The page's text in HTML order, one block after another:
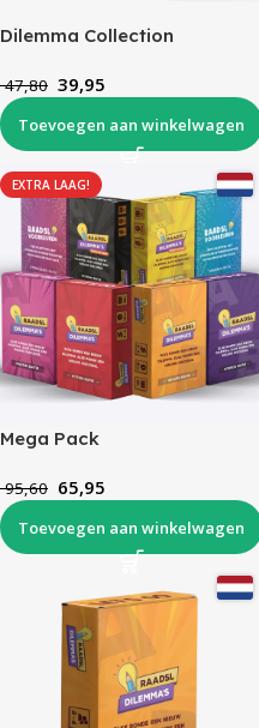
Dilemma Collection
47,80 39,95
Toevoegen aan winkelwagen
EXTRA LAAG!
Mega Pack
95,60 65,95
Toevoegen aan winkelwagen